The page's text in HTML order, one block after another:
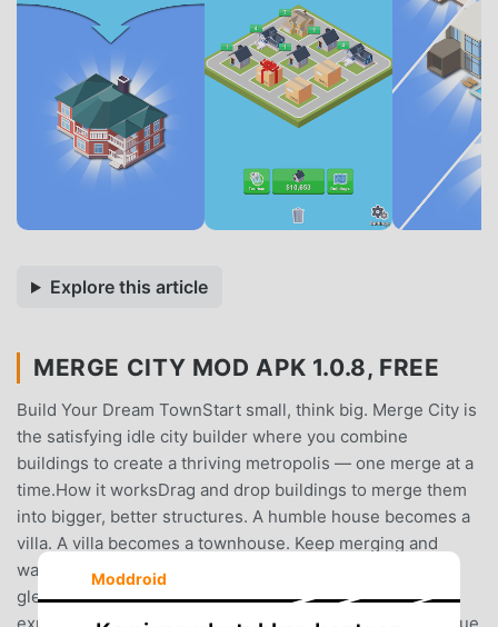
Explore this article
MERGE CITY MOD APK 1.0.8, FREE
Build Your Dream TownStart small, think big. Merge City is
the satisfying idle city builder where you combine
buildings to create a thriving metropolis — one merge at a
time.How it worksDrag and drop buildings to merge them
into bigger, better structures. A humble house becomes a
villa. A villa becomes a townhouse. Keep merging and
watch your city evolve from a quiet neighborhood into a
gleaming skyline of modern skyscrapers.Build, earn,
Moddroid